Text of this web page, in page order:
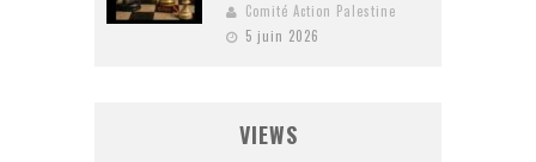
Comité Action Palestine
5 juin 2026
VIEWS